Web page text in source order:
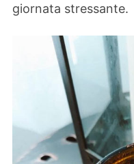
giornata stressante.